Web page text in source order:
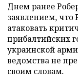
Днем ранее
заявлением, что
атаковать
прибалтийских
украинской
ведомства не
своим словам.